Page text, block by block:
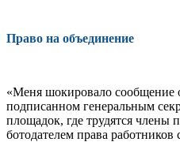
Право на объединение
«Меня шокировало сообщение
подписанном генеральным
площадок, где трудятся
ботодателем права работников